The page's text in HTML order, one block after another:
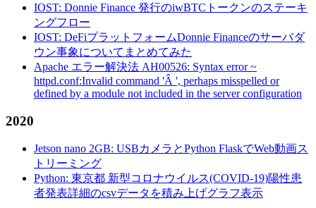
IOST: Donnie Finance 発行のiwBTCトークンのステーキ
ングフロー
IOST: DeFiプラットフォームDonnie Financeのサーバダ
ウン事象についてまとめてみた
Apache エラー解決法 AH00526: Syntax error ~
httpd.conf:Invalid command 'Â ', perhaps misspelled or
defined by a module not included in the server configuration
2020
Jetson nano 2GB: USBカメラとPython FlaskでWeb動画ス
トリーミング
Python: 東京都 新型コロナウイルス(COVID-19)陽性患
者発表詳細のcsvデータを積み上げグラフ表示